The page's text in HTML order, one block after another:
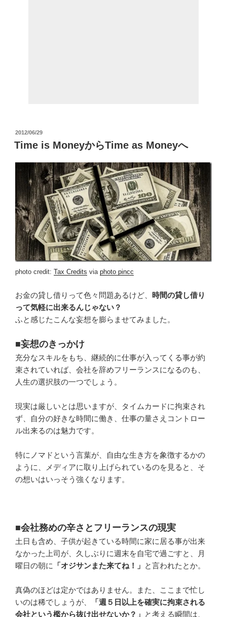
投
稿
日:
2012/06/29
Time is MoneyからTime as Moneyへ
photo credit: Tax Credits via photo pincc
お金の貸し借りって色々問題あるけど、 時間の貸し借り
って気軽に出来るんじゃない？
ふと感じたこんな妄想を膨らませてみました。
■妄想のきっかけ
充分なスキルをもち、継続的に仕事が入ってくる事が約
束されていれば、会社を辞めフリーランスになるのも、
人生の選択肢の一つでしょう。
現実は厳しいとは思いますが、タイムカードに拘束され
ず、自分の好きな時間に働き、仕事の量さえコントロー
ル出来るのは魅力です。
特にノマドという言葉が、自由な生き方を象徴するかの
ように、メディアに取り上げられているのを見ると、そ
の想いはいっそう強くなります。
■会社務めの辛さとフリーランスの現実
土日も含め、子供が起きている時間に家に居る事が出来
なかった上司が、久しぶりに週末を自宅で過ごすと、月
曜日の朝に
「オジサンまた来てね！」 と言われたとか。
真偽のほどは定かではありません。また、ここまで忙し
いのは稀でしょうが、
「週５日以上を確実に拘束される
会社という檻から抜け出せないか？」 と考える瞬間は、